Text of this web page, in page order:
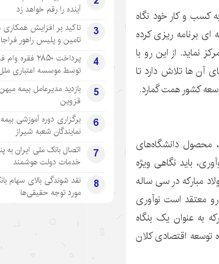
کسب و کار خود نگاه
ای برنامه ریزی کرده
نماید. از این رو با
آن ها تلاش دارد تا
کشور همت گمارد.
محصول دانشگاه‌های
باید نگاهی ویژه
مبارکه در سی ساله
رو معتقد است نوآوری
به عنوان یک بنگاه
توسعه اقتصادی کلان
آینده را رقم خواهد زد
3
تاکید بر افزایش
تامین و پلیس راهور فراجا
4
پرداخت ۲۸۵۰
توسط موسسه اعتباری
5
بازدید مدیرعامل بیمه
قزوین
6
برگزاری دوره آموزشی بیمه
نمایندگان شعبه شیراز
7
اتصال بانک ملی ایران به
خدمات دولت هوشمند
8
نقد شوندگی بالای سهام
مورد توجه حقیقی‌ها